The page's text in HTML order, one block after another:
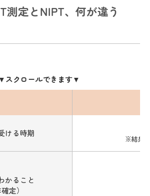
測定とNIPT、何が違う
▼スクロールできます▼
ける時期
※結果
かること
確定）